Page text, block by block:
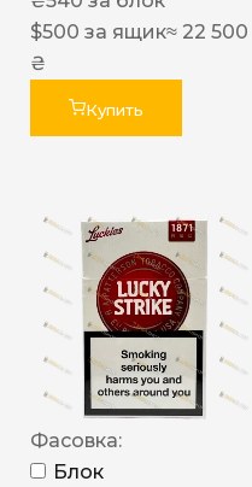
$500 за ящик≈ 22 500
₴
Купить
Фасовка:
Блок